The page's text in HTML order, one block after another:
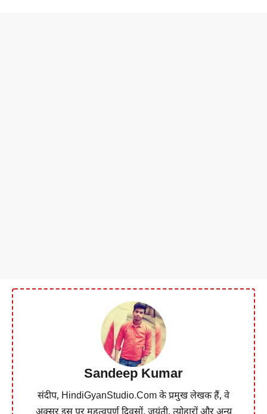
Sandeep Kumar
संदीप, HindiGyanStudio.Com के प्रमुख लेखक हैं, वे